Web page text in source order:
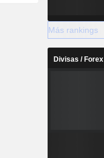
Más rankings
Divisas / Forex